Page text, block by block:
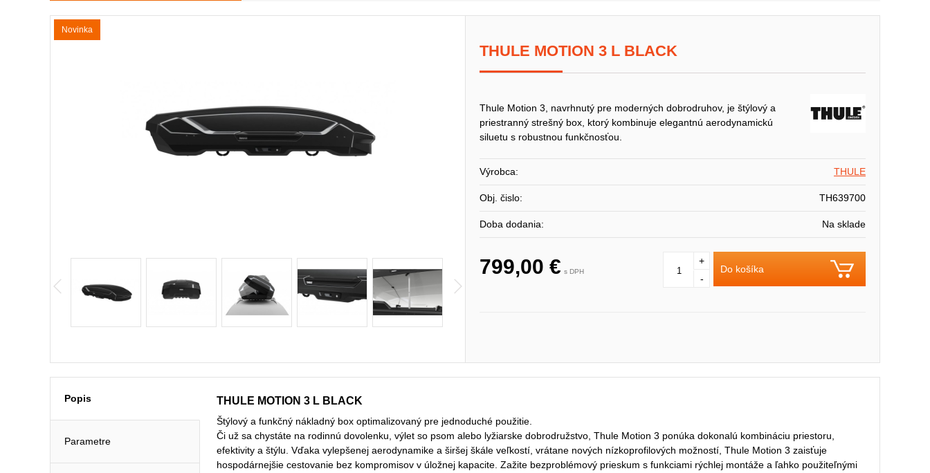
THULE MOTION 3 L BLACK
Thule Motion 3, navrhnutý pre moderných dobrodruhov, je štýlový a
priestranný strešný box, ktorý kombinuje elegantnú aerodynamickú
siluetu s robustnou funkčnosťou.
Výrobca: THULE
Obj. čislo: TH639700
Doba dodania: Na sklade
799,00 € s DPH Do košíka
+
-
Novinka
Popis
Parametre
THULE MOTION 3 L BLACK
Štýlový a funkčný nákladný box optimalizovaný pre jednoduché použitie.
Či už sa chystáte na rodinnú dovolenku, výlet so psom alebo lyžiarske dobrodružstvo, Thule Motion 3 ponúka dokonalú kombináciu priestoru,
efektivity a štýlu. Vďaka vylepšenej aerodynamike a širšej škále veľkostí, vrátane nových nízkoprofilových možností, Thule Motion 3 zaisťuje
hospodárnejšie cestovanie bez kompromisov v úložnej kapacite. Zažite bezproblémový prieskum s funkciami rýchlej montáže a ľahko použiteľnými